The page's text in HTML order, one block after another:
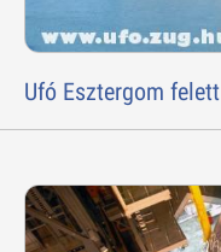
Ufó Esztergom felett